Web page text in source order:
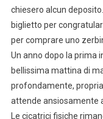
chiesero alcun
biglietto per
per comprare uno
Un anno dopo la prima
bellissima mattina di
profondamente,
attende ansiosamente
Le cicatrici fisiche